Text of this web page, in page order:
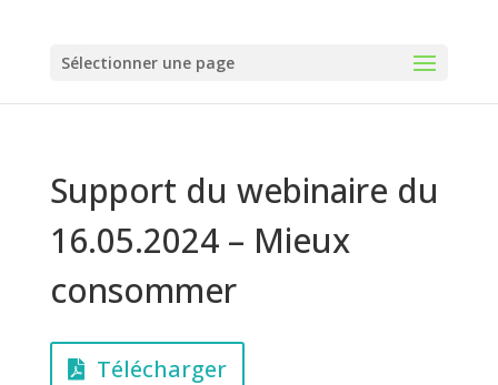
Sélectionner une page
Support du webinaire du
16.05.2024 – Mieux
consommer
Télécharger